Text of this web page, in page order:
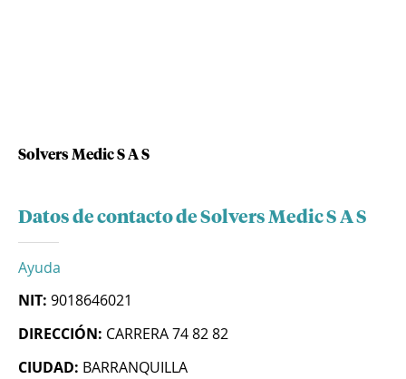
Solvers Medic S A S
Datos de contacto de Solvers Medic S A S
Ayuda
NIT: 9018646021
DIRECCIÓN: CARRERA 74 82 82
CIUDAD: BARRANQUILLA